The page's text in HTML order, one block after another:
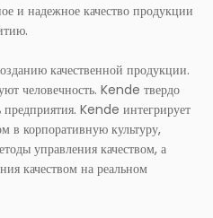
и надежное качество продукции
качественной продукции.
человечность. Kende твердо
Kende интегрирует
в корпоративную культуру,
управления качеством, а
качеством на реальном